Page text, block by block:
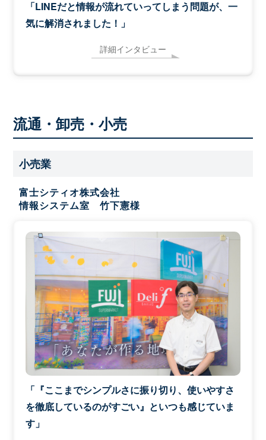
「LINEだと情報が流れていってしまう問題が、一
気に解消されました！」
詳細インタビュー
流通・卸売・小売
小売業
富士シティオ株式会社
情報システム室 竹下憲様
「『ここまでシンプルさに振り切り、使いやすさ
を徹底しているのがすごい』といつも感じていま
す」